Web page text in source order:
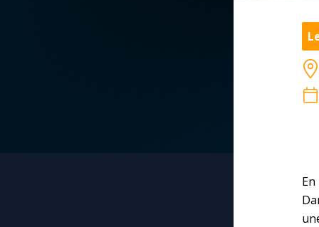
Mes intentions de